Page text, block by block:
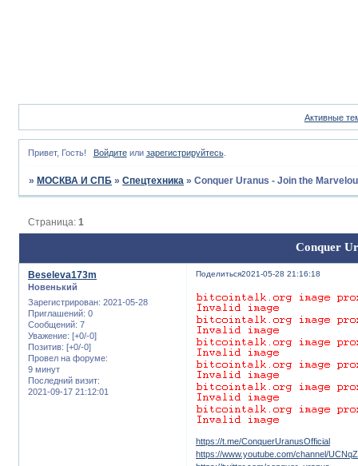
Активные
Привет, Гость! Войдитеили зарегистрируйтесь.
» МОСКВА И СПБ »Спецтехника »Conquer Uranus - Join the
Conquer
Страница:1
Поделиться2021-05-28 21:16:18
Beseleva173m
Новенький
Зарегистрирован: 2021-05-28
Приглашений: 0
Сообщений: 7
Уважение: [+0/-0]
Позитив: [+0/-0]
Провел на форуме:
9 минут
Последний визит:
2021-09-17 21:12:01
https://t.me/ConquerUranusOfficial
https://www.youtube.com/channel/